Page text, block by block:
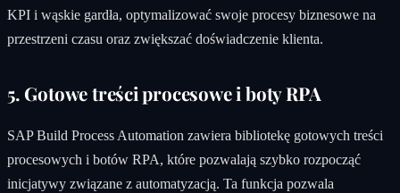
KPI i wąskie gardła, optymalizować swoje procesy biznesowe na
przestrzeni czasu oraz zwiększać doświadczenie klienta.
5. Gotowe treści procesowe i boty RPA
SAP Build Process Automation zawiera bibliotekę gotowych treści
procesowych i botów RPA, które pozwalają szybko rozpocząć
inicjatywy związane z automatyzacją. Ta funkcja pozwala